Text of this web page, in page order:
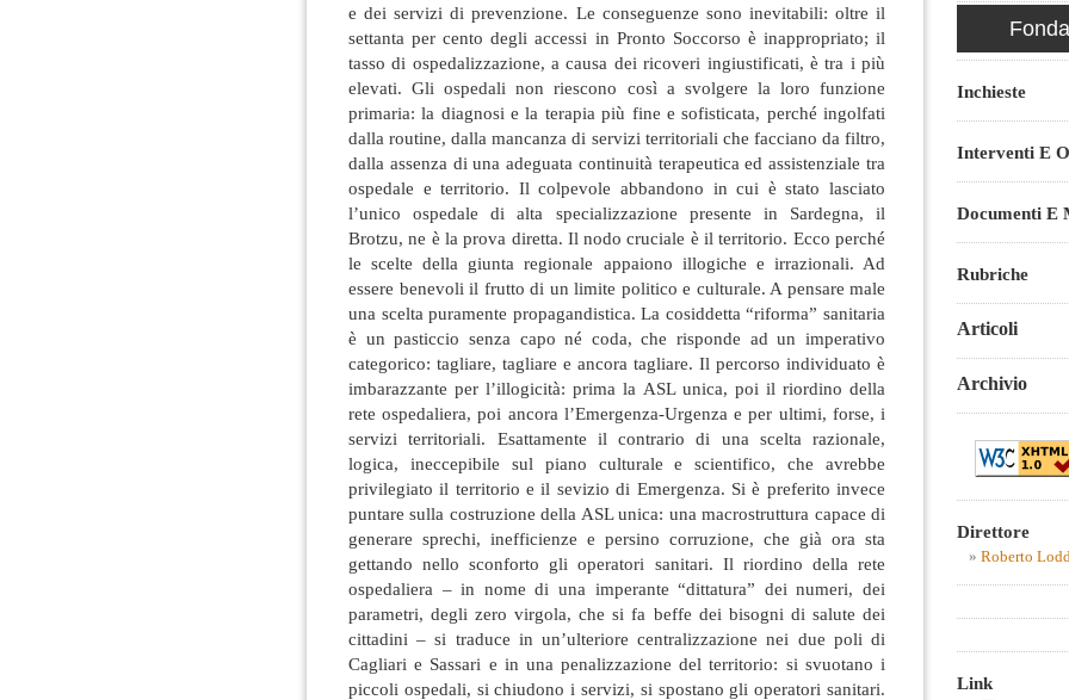
e dei servizi di prevenzione. Le conseguenze sono inevitabili: oltre il
settanta per cento degli accessi in Pronto Soccorso è inappropriato; il
tasso di ospedalizzazione, a causa dei ricoveri ingiustificati, è tra i più
elevati. Gli ospedali non riescono così a svolgere la loro funzione
primaria: la diagnosi e la terapia più fine e sofisticata, perché ingolfati
dalla routine, dalla mancanza di servizi territoriali che facciano da filtro,
dalla assenza di una adeguata continuità terapeutica ed assistenziale tra
ospedale e territorio. Il colpevole abbandono in cui è stato lasciato
l’unico ospedale di alta specializzazione presente in Sardegna, il
Brotzu, ne è la prova diretta. Il nodo cruciale è il territorio. Ecco perché
le scelte della giunta regionale appaiono illogiche e irrazionali. Ad
essere benevoli il frutto di un limite politico e culturale. A pensare male
una scelta puramente propagandistica. La cosiddetta “riforma” sanitaria
è un pasticcio senza capo né coda, che risponde ad un imperativo
categorico: tagliare, tagliare e ancora tagliare. Il percorso individuato è
imbarazzante per l’illogicità: prima la ASL unica, poi il riordino della
rete ospedaliera, poi ancora l’Emergenza-Urgenza e per ultimi, forse, i
servizi territoriali. Esattamente il contrario di una scelta razionale,
logica, ineccepibile sul piano culturale e scientifico, che avrebbe
privilegiato il territorio e il sevizio di Emergenza. Si è preferito invece
puntare sulla costruzione della ASL unica: una macrostruttura capace di
generare sprechi, inefficienze e persino corruzione, che già ora sta
gettando nello sconforto gli operatori sanitari. Il riordino della rete
ospedaliera – in nome di una imperante “dittatura” dei numeri, dei
parametri, degli zero virgola, che si fa beffe dei bisogni di salute dei
cittadini – si traduce in un’ulteriore centralizzazione nei due poli di
Cagliari e Sassari e in una penalizzazione del territorio: si svuotano i
piccoli ospedali, si chiudono i servizi, si spostano gli operatori sanitari.
Inchieste
Interventi E
Documenti E
Rubriche
Articoli
Archivio
Direttore
Roberto
Link